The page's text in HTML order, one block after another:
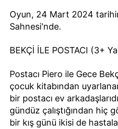
Oyun, 24 Mart 2024
Sahnesi'nde.
BEKÇİ İLE POSTACI (3+
Postacı Piero ile Gece
çocuk kitabından
bir postacı ev
gündüz çalıştığından hiç
bir kış günü ikisi de